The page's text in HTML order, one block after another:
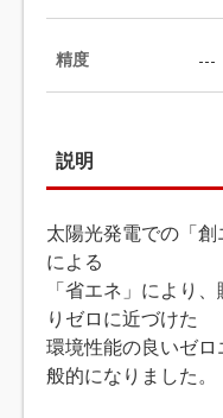
精度 ---
説明
太陽光発電での「
による
「省エネ」により
りゼロに近づけた
環境性能の良いゼ
般的になりました。